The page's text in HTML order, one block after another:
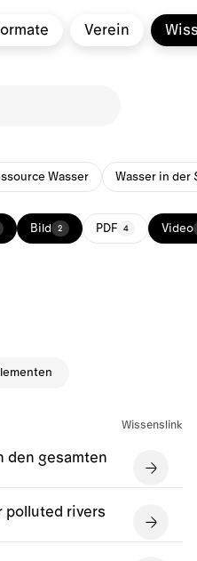
Verein
Wasser Wasser in der
Bild 2 PDF 4 Video
Wissenslink
den gesamten
polluted rivers